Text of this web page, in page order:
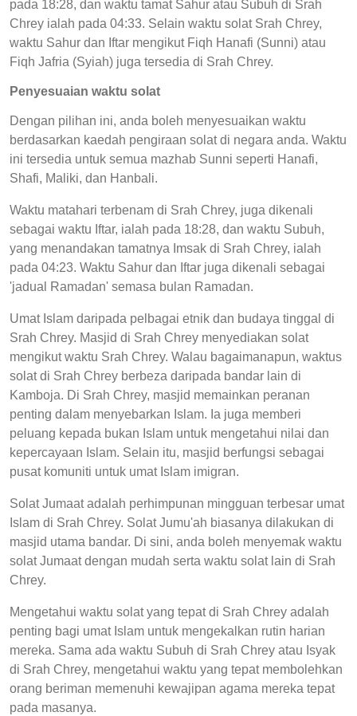
pada 18:28, dan waktu tamat Sahur atau Subuh di Srah
Chrey ialah pada 04:33. Selain waktu solat Srah Chrey,
waktu Sahur dan Iftar mengikut Fiqh Hanafi (Sunni) atau
Fiqh Jafria (Syiah) juga tersedia di Srah Chrey.
Penyesuaian waktu solat
Dengan pilihan ini, anda boleh menyesuaikan waktu
berdasarkan kaedah pengiraan solat di negara anda. Waktu
ini tersedia untuk semua mazhab Sunni seperti Hanafi,
Shafi, Maliki, dan Hanbali.
Waktu matahari terbenam di Srah Chrey, juga dikenali
sebagai waktu Iftar, ialah pada 18:28, dan waktu Subuh,
yang menandakan tamatnya Imsak di Srah Chrey, ialah
pada 04:23. Waktu Sahur dan Iftar juga dikenali sebagai
'jadual Ramadan' semasa bulan Ramadan.
Umat Islam daripada pelbagai etnik dan budaya tinggal di
Srah Chrey. Masjid di Srah Chrey menyediakan solat
mengikut waktu Srah Chrey. Walau bagaimanapun, waktus
solat di Srah Chrey berbeza daripada bandar lain di
Kamboja. Di Srah Chrey, masjid memainkan peranan
penting dalam menyebarkan Islam. Ia juga memberi
peluang kepada bukan Islam untuk mengetahui nilai dan
kepercayaan Islam. Selain itu, masjid berfungsi sebagai
pusat komuniti untuk umat Islam imigran.
Solat Jumaat adalah perhimpunan mingguan terbesar umat
Islam di Srah Chrey. Solat Jumu'ah biasanya dilakukan di
masjid utama bandar. Di sini, anda boleh menyemak waktu
solat Jumaat dengan mudah serta waktu solat lain di Srah
Chrey.
Mengetahui waktu solat yang tepat di Srah Chrey adalah
penting bagi umat Islam untuk mengekalkan rutin harian
mereka. Sama ada waktu Subuh di Srah Chrey atau Isyak
di Srah Chrey, mengetahui waktu yang tepat membolehkan
orang beriman memenuhi kewajipan agama mereka tepat
pada masanya.